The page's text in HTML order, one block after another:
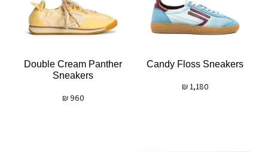
Candy Floss Sneakers
1,180
₪
Double Cream Panther
Sneakers
960
₪